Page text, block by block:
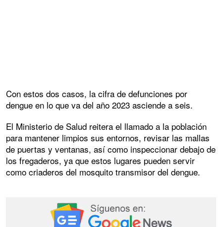
Con estos dos casos, la cifra de defunciones por
dengue en lo que va del año 2023 asciende a seis.
El Ministerio de Salud reitera el llamado a la población
para mantener limpios sus entornos, revisar las mallas
de puertas y ventanas, así como inspeccionar debajo de
los fregaderos, ya que estos lugares pueden servir
como criaderos del mosquito transmisor del dengue.